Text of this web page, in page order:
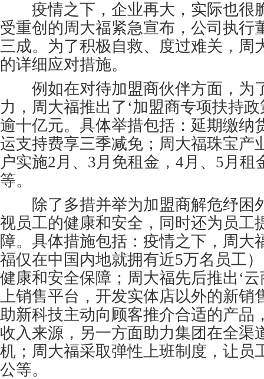
疫情之下，企业再大，实际也很
受重创的周大福紧急宣布，公司执行
三成。为了积极自救、度过难关，周
的详细应对措施。
例如在对待加盟商伙伴方面，为
力，周大福推出了‘加盟商专项扶持
逾十亿元。具体举措包括：延期缴纳
运支持费享三季减免；周大福珠宝产
户实施2月、3月免租金，4月、5月租
等。
除了多措并举为加盟商解危纾困
视员工的健康和安全，同时还为员工
障。具体措施包括：疫情之下，周大
福仅在中国内地就拥有近5万名员工
健康和安全保障；周大福先后推出‘云
上销售平台，开发实体店以外的新销
助新科技主动向顾客推介合适的产品
收入来源，另一方面助力集团在全渠
机；周大福采取弹性上班制度，让员
公等。